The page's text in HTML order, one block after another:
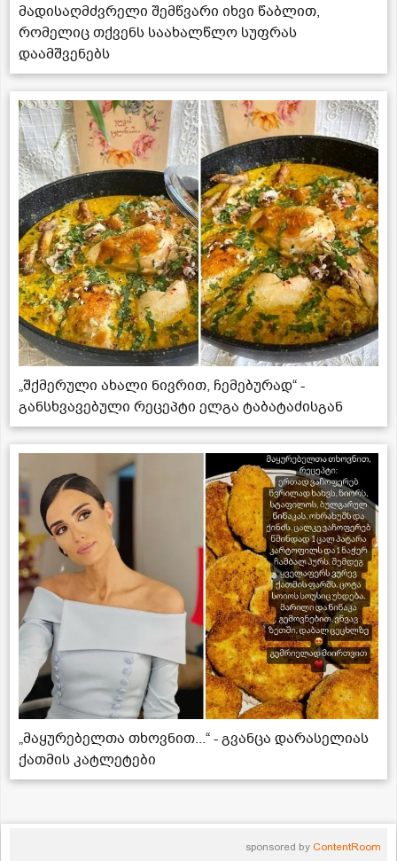
მადისაღმძვრელი შემწვარი იხვი წაბლით,
რომელიც თქვენს საახალწლო სუფრას
დაამშვენებს
„შქმერული ახალი ნივრით, ჩემებურად“ -
განსხვავებული რეცეპტი ელგა ტაბატაძისგან
„მაყურებელთა თხოვნით...“ - გვანცა დარასელიას
ქათმის კატლეტები
sponsored by ContentRoom